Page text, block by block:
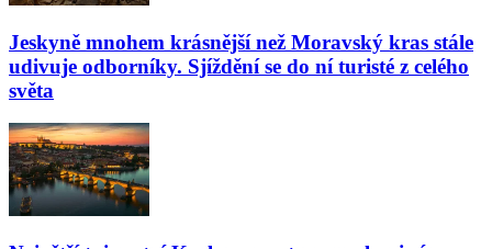
Jeskyně mnohem krásnější než Moravský kras stále
udivuje odborníky. Sjíždění se do ní turisté z celého
světa